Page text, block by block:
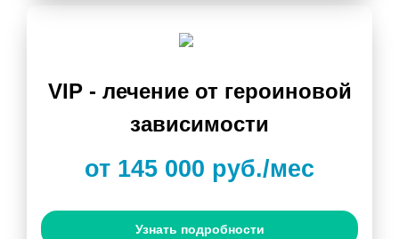
VIP - лечение от героиновой
зависимости
от 145 000 руб./мес
Узнать подробности